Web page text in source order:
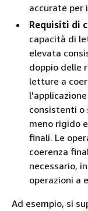
accurate per
Requisiti di
capacità di
elevata
doppio delle
letture a
consistenti o
meno rigido
finali. Le
coerenza
necessario,
operazioni a
Ad esempio, si